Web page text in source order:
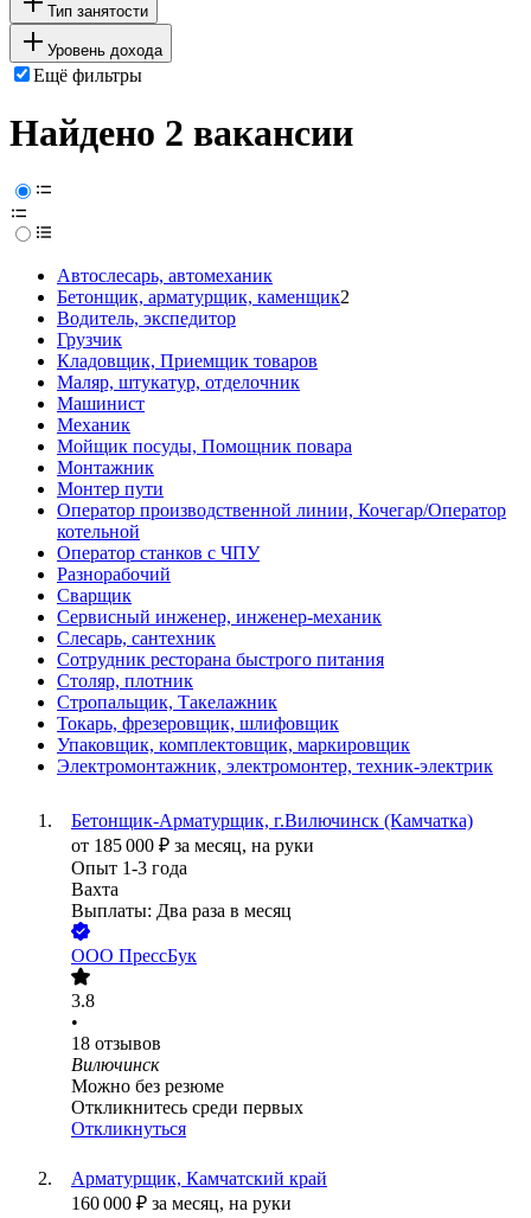
Тип занятости
Уровень дохода
Ещё фильтры
Найдено 2 вакансии
Автослесарь, автомеханик
Бетонщик, арматурщик, каменщик2
Водитель, экспедитор
Грузчик
Кладовщик, Приемщик товаров
Маляр, штукатур, отделочник
Машинист
Механик
Мойщик посуды, Помощник повара
Монтажник
Монтер пути
Оператор производственной линии, Кочегар/Оператор
котельной
Оператор станков с ЧПУ
Разнорабочий
Сварщик
Сервисный инженер, инженер-механик
Слесарь, сантехник
Сотрудник ресторана быстрого питания
Столяр, плотник
Стропальщик, Такелажник
Токарь, фрезеровщик, шлифовщик
Упаковщик, комплектовщик, маркировщик
Электромонтажник, электромонтер, техник-электрик
Бетонщик-Арматурщик, г.Вилючинск (Камчатка)
от 185 000 ₽ за месяц, на руки
Опыт 1-3 года
Вахта
Выплаты: Два раза в месяц
ООО ПрессБук
3.8
•
18 отзывов
Вилючинск
Можно без резюме
Откликнитесь среди первых
Откликнуться
Арматурщик, Камчатский край
160 000 ₽ за месяц, на руки